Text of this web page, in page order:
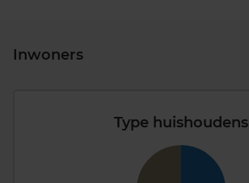
Inwoners
Type huishoudens